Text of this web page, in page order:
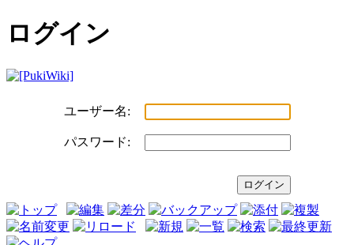
ログイン
ユーザー名:
パスワード: